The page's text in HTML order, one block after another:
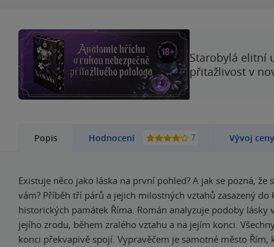
Starobylá elitní
přitažlivost v
Popis Hodnocení 7 Vývoj ceny
Existuje něco jako láska na první pohled? A jak se pozná, že
vám? Příběh tří párů a jejich milostných vztahů zasazený do
historických památek Říma. Román analyzuje podoby lásky
jejího zrodu, během zralého vztahu a na jejím konci.
konci překvapivě spojí. Vypravěčem je samotné město Řím,